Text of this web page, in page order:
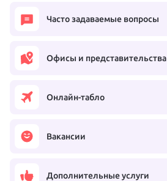
Часто задаваемые вопросы
Офисы и представительства
Онлайн-табло
Вакансии
Дополнительные услуги